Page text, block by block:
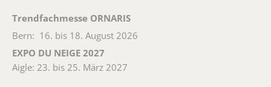
Trendfachmesse ORNARIS
Bern: 16. bis 18. August 2026
EXPO DU NEIGE 2027
Aigle: 23. bis 25. März 2027